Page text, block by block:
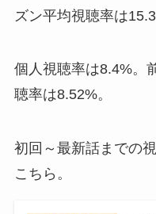
ズン平均視聴率は
個人視聴率は8.4%。
聴率は8.52%。
初回～最新話までの
こちら。